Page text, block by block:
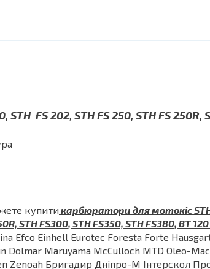
STH FS 202, STH FS 250, STH FS 250R,
купити карбюратори для мотокіс STH
STH FS300, STH FS350, STH FS380, BT 120
Efco Einhell Eurotec Foresta Forte
Dolmar Maruyama McCulloch MTD Oleo-
Zenoah Бригадир Дніпро-М Інтерскол